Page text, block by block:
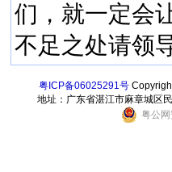
们，就一定会
不足之处请领
粤ICP备06025291号
地址：广东省湛江市麻章城区
粤公